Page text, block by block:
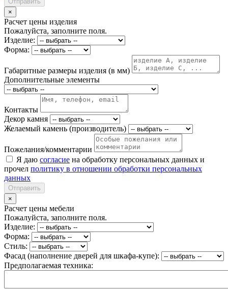
×
Расчет цены изделия
Пожалуйста, заполните поля.
Изделие:
Форма:
Габаритные размеры изделия (в мм)
Дополнительные элементы
Контакты
Декор камня
Желаемый камень (производитель)
Пожелания/комментарии
Я даю согласие на обработку персональных данных и
прочел политику в отношении обработки персональных
данных
Отправить
×
Расчет цены мебели
Пожалуйста, заполните поля.
Изделие:
Форма:
Стиль:
Фасад (наполнение дверей для шкафа-купе):
Предполагаемая техника: